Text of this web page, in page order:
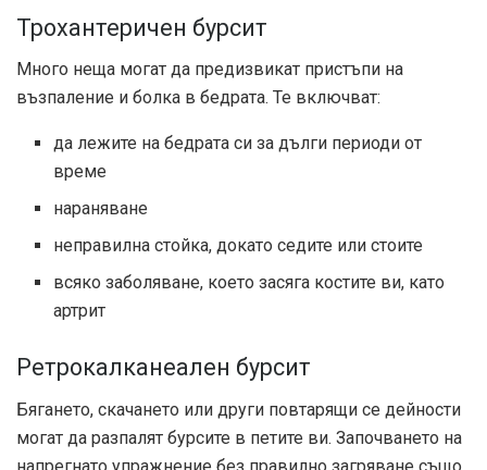
Трохантеричен бурсит
Много неща могат да предизвикат пристъпи на
възпаление и болка в бедрата. Те включват:
да лежите на бедрата си за дълги периоди от
време
нараняване
неправилна стойка, докато седите или стоите
всяко заболяване, което засяга костите ви, като
артрит
Ретрокалканеален бурсит
Бягането, скачането или други повтарящи се дейности
могат да разпалят бурсите в петите ви. Започването на